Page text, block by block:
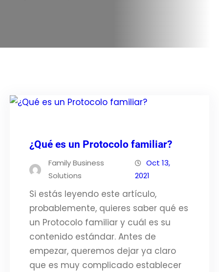
¿Qué es un Protocolo familiar?
Family Business
Solutions
Oct 13,
2021
Si estás leyendo este artículo,
probablemente, quieres saber qué es
un Protocolo familiar y cuál es su
contenido estándar. Antes de
empezar, queremos dejar ya claro
que es muy complicado establecer